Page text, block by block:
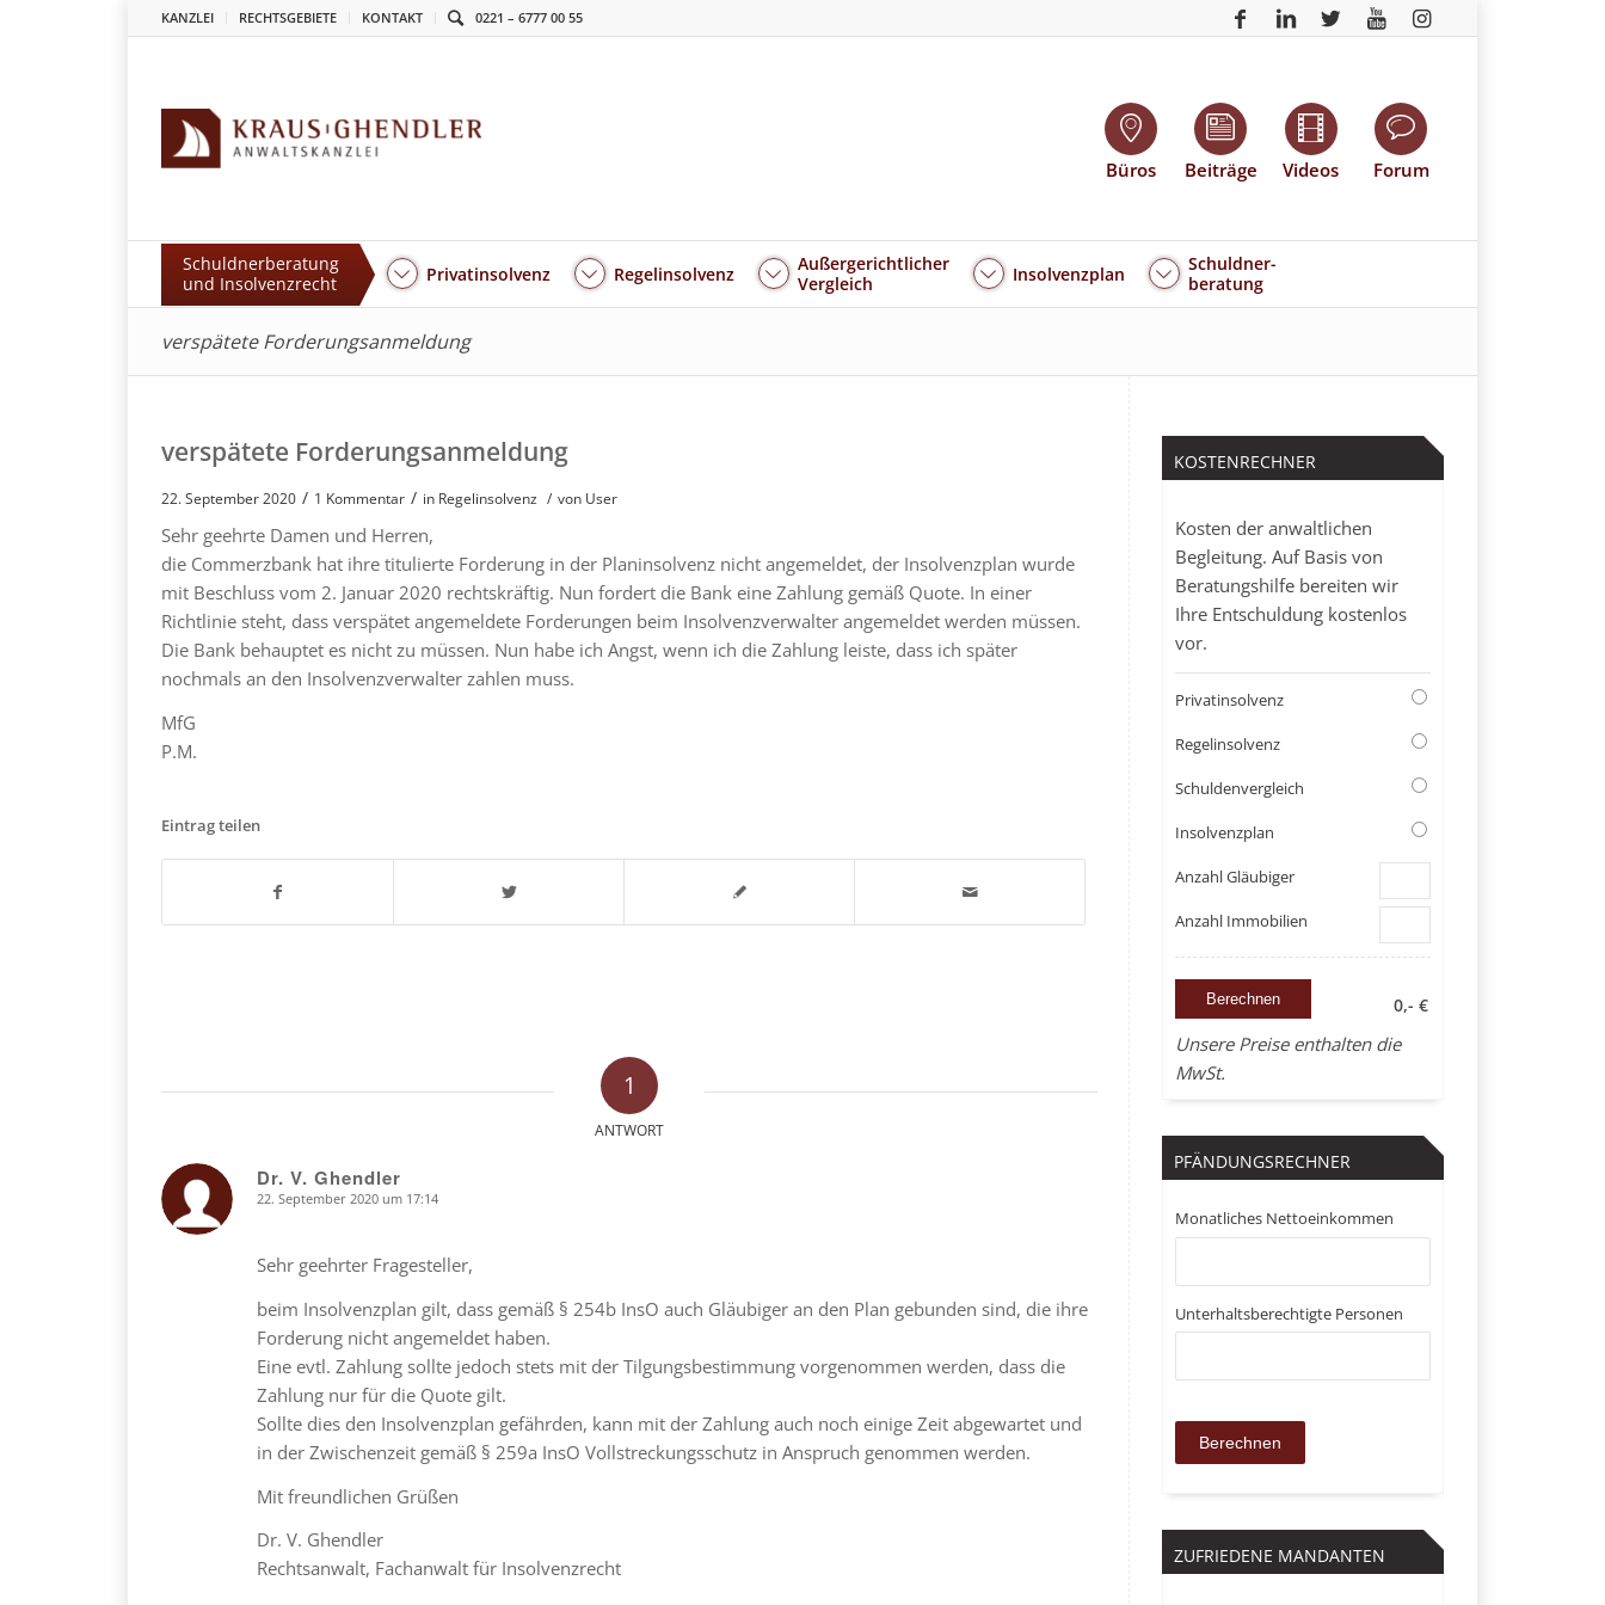
KANZLEI RECHTSGEBIETE KONTAKT 0221 – 6777 00 55
Büros Beiträge Videos Forum
Schuldnerberatung
und Insolvenzrecht
Privatinsolvenz Regelinsolvenz
Außergerichtlicher
Vergleich
Insolvenzplan
Schuldner-
beratung
verspätete Forderungsanmeldung
verspätete Forderungsanmeldung
22. September 2020 / 1 Kommentar / in Regelinsolvenz / von User
Sehr geehrte Damen und Herren,
die Commerzbank hat ihre titulierte Forderung in der Planinsolvenz nicht angemeldet, der Insolvenzplan wurde
mit Beschluss vom 2. Januar 2020 rechtskräftig. Nun fordert die Bank eine Zahlung gemäß Quote. In einer
Richtlinie steht, dass verspätet angemeldete Forderungen beim Insolvenzverwalter angemeldet werden müssen.
Die Bank behauptet es nicht zu müssen. Nun habe ich Angst, wenn ich die Zahlung leiste, dass ich später
nochmals an den Insolvenzverwalter zahlen muss.
MfG
P.M.
Eintrag teilen
1
ANTWORT
Dr. V. Ghendler
says: 22. September 2020 um 17:14
Sehr geehrter Fragesteller,
beim Insolvenzplan gilt, dass gemäß § 254b InsO auch Gläubiger an den Plan gebunden sind, die ihre
Forderung nicht angemeldet haben.
Eine evtl. Zahlung sollte jedoch stets mit der Tilgungsbestimmung vorgenommen werden, dass die
Zahlung nur für die Quote gilt.
Sollte dies den Insolvenzplan gefährden, kann mit der Zahlung auch noch einige Zeit abgewartet und
in der Zwischenzeit gemäß § 259a InsO Vollstreckungsschutz in Anspruch genommen werden.
Mit freundlichen Grüßen
Dr. V. Ghendler
Rechtsanwalt, Fachanwalt für Insolvenzrecht
KOSTENRECHNER
Kosten der anwaltlichen
Begleitung. Auf Basis von
Beratungshilfe bereiten wir
Ihre Entschuldung kostenlos
vor.
Privatinsolvenz
Regelinsolvenz
Schuldenvergleich
Insolvenzplan
Anzahl Gläubiger
Anzahl Immobilien
0,- €
Unsere Preise enthalten die
MwSt.
PFÄNDUNGSRECHNER
Monatliches Nettoeinkommen
Unterhaltsberechtigte Personen
ZUFRIEDENE MANDANTEN